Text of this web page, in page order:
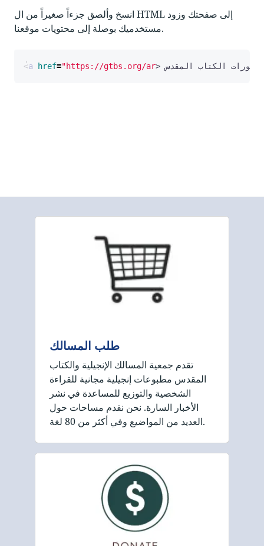
انسخ وألصق جزءاً صغيراً من ال HTML إلى صفحتك وزود
مستخدميك بوصلة إلى محتويات موقعنا.
<a href="https://gtbs.org/ar> الكتاب المقدس
طلب المسالك
تقدم جمعية المسالك الإنجيلية والكتاب
المقدس مطبوعات إنجيلية مجانية للقراءة
الشخصية والتوزيع للمساعدة في نشر
الأخبار السارة. نحن نقدم مساحات حول
العديد من المواضيع وفي أكثر من 80 لغة.